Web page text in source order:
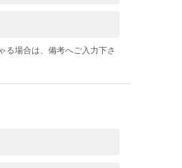
る場合は、備考へご入力下さ